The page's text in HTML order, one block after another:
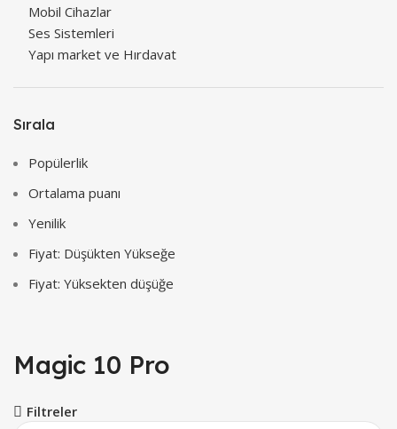
Mobil Cihazlar
Ses Sistemleri
Yapı market ve Hırdavat
Sırala
Popülerlik
Ortalama puanı
Yenilik
Fiyat: Düşükten Yükseğe
Fiyat: Yüksekten düşüğe
Magic 10 Pro
Filtreler